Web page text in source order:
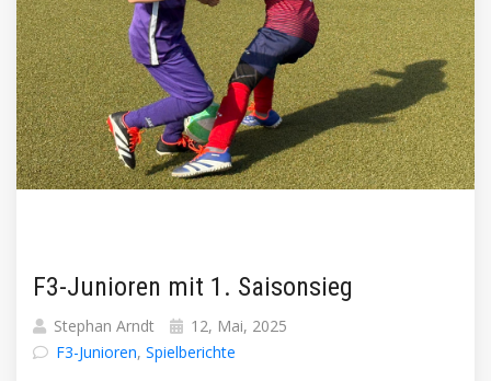
F3-Junioren mit 1. Saisonsieg
Stephan Arndt
12, Mai, 2025
F3-Junioren, Spielberichte